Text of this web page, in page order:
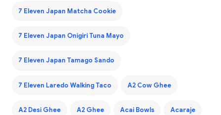
7 Eleven Japan Matcha Cookie
7 Eleven Japan Onigiri Tuna Mayo
7 Eleven Japan Tamago Sando
7 Eleven Laredo Walking Taco A2 Cow Ghee
A2 Desi Ghee A2 Ghee Acai Bowls Acaraje